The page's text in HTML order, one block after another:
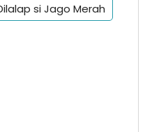
si Jago Merah